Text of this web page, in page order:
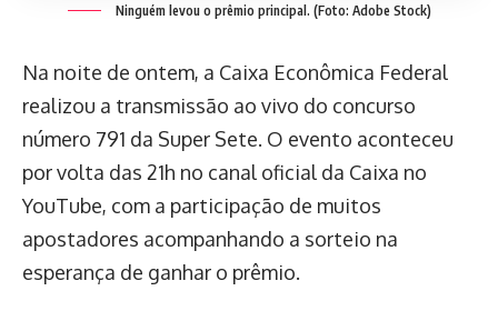
Ninguém levou o prêmio principal. (Foto: Adobe Stock)
Na noite de ontem, a Caixa Econômica Federal
realizou a transmissão ao vivo do concurso
número 791 da Super Sete. O evento aconteceu
por volta das 21h no canal oficial da Caixa no
YouTube, com a participação de muitos
apostadores acompanhando a sorteio na
esperança de ganhar o prêmio.